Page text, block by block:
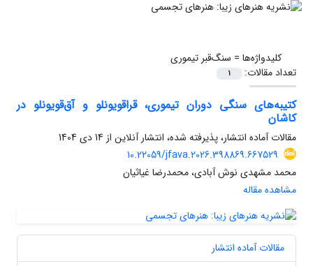
کلیدواژه‌ها = سنگ‌قبر تیموری
تعداد مقالات:
1
کتیبه‌های سنگی دوران تیموری، قراقویونلو و آق‌قویونلو در
کاشان
مقالات آماده انتشار، پذیرفته شده، انتشار آنلاین از 14 دی 1404
10.22059/jfava.2026.398869.667529
محمد مشهدی نوش آبادی، محمدرضا غیاثیان
مشاهده مقاله
مقالات آماده انتشار